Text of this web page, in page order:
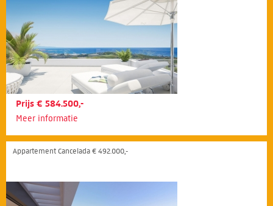
Prijs € 584.500,-
Meer informatie
Appartement Cancelada € 492.000,-